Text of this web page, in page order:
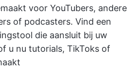
voor YouTubers, andere
of podcasters. Vind een
die aansluit bij uw
u nu tutorials, TikToks of